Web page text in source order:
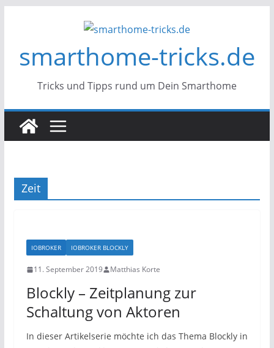
smarthome-tricks.de
Tricks und Tipps rund um Dein Smarthome
Zeit
IOBROKER IOBROKER BLOCKLY
11. September 2019 Matthias Korte
Blockly – Zeitplanung zur
Schaltung von Aktoren
In dieser Artikelserie möchte ich das Thema Blockly in